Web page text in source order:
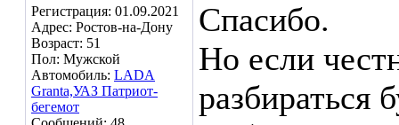
Регистрация: 01.09.2021
Адрес: Ростов-на-Дону
Возраст: 51
Пол: Мужской
Автомобиль: LADA
Granta,УАЗ Патриот-
бегемот
Спасибо.
Но если
разбираться